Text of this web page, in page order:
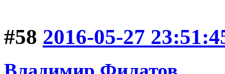
#58 2016-05-27